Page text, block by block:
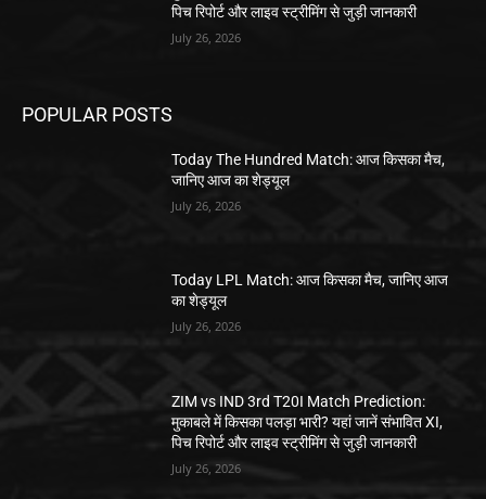
पिच रिपोर्ट और लाइव स्ट्रीमिंग से जुड़ी जानकारी
July 26, 2026
POPULAR POSTS
Today The Hundred Match: आज किसका मैच,
जानिए आज का शेड्यूल
July 26, 2026
Today LPL Match: आज किसका मैच, जानिए आज
का शेड्यूल
July 26, 2026
ZIM vs IND 3rd T20I Match Prediction:
मुकाबले में किसका पलड़ा भारी? यहां जानें संभावित XI,
पिच रिपोर्ट और लाइव स्ट्रीमिंग से जुड़ी जानकारी
July 26, 2026